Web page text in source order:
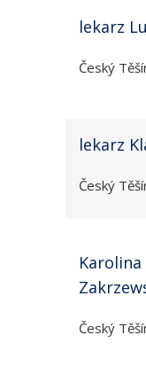
lekarz
Český
lekarz
Český
Karolina
Český